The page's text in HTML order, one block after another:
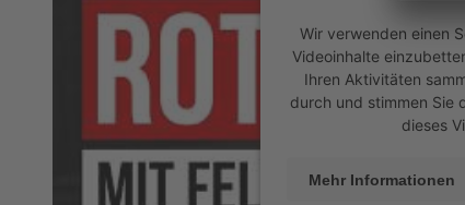
Wir verwenden einen
Videoinhalte
Ihren Aktivitäten
durch und stimmen Sie
dieses
Mehr Informationen